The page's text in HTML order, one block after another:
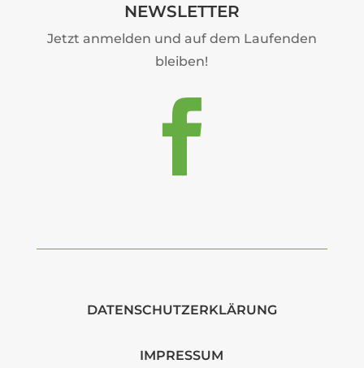
NEWSLETTER
Jetzt anmelden und auf dem Laufenden
bleiben!

DATENSCHUTZERKLÄRUNG
IMPRESSUM